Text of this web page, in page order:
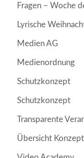
Fragen – Woche
Lyrische
Medien AG
Medienordnung
Schutzkonzept
Schutzkonzept
Transparente
Übersicht